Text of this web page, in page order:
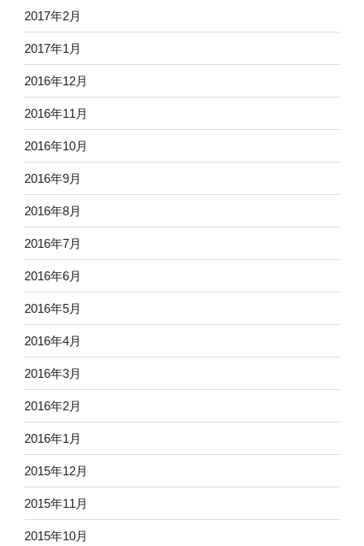
2017年2月
2017年1月
2016年12月
2016年11月
2016年10月
2016年9月
2016年8月
2016年7月
2016年6月
2016年5月
2016年4月
2016年3月
2016年2月
2016年1月
2015年12月
2015年11月
2015年10月